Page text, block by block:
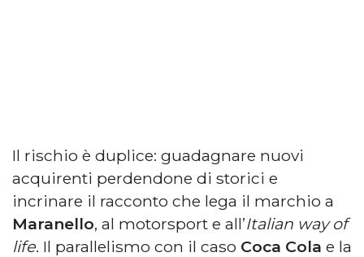
Il rischio è duplice: guadagnare nuovi
acquirenti perdendone di storici e
incrinare il racconto che lega il marchio a
Maranello, al motorsport e all’Italian way of
life. Il parallelismo con il caso Coca Cola e la